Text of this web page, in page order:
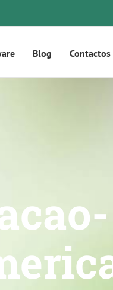
Blog Contactos